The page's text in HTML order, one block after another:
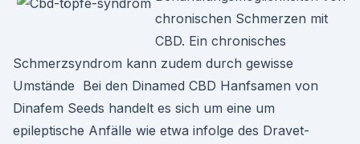
chronischen Schmerzen mit
CBD. Ein chronisches
Schmerzsyndrom kann zudem durch gewisse
Umstände Bei den Dinamed CBD Hanfsamen von
Dinafem Seeds handelt es sich um eine um
epileptische Anfälle wie etwa infolge des Dravet-